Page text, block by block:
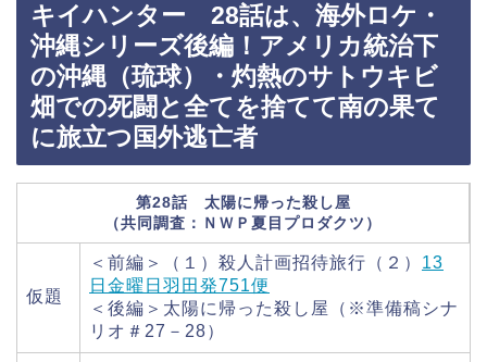
キイハンター 28話は、海外ロケ・
沖縄シリーズ後編！アメリカ統治下
の沖縄（琉球）・灼熱のサトウキビ
畑での死闘と全てを捨てて南の果て
に旅立つ国外逃亡者
第28話 太陽に帰った殺し屋
（共同調査：ＮＷＰ夏目プロダクツ）
仮題
＜前編＞（１）殺人計画招待旅行（２） 13
日金曜日羽田発751便
＜後編＞太陽に帰った殺し屋（※準備稿シナ
リオ＃27－28）